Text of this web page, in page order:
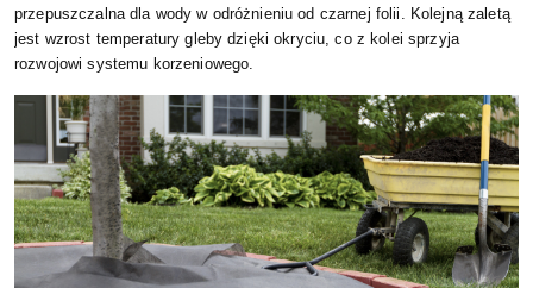
przepuszczalna dla wody w odróżnieniu od czarnej folii. Kolejną zaletą
jest wzrost temperatury gleby dzięki okryciu, co z kolei sprzyja
rozwojowi systemu korzeniowego.